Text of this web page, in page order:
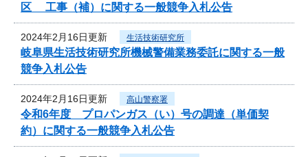
区 工事（補）に関する一般競争入札公告
2024年2月16日更新 生活技術研究所
岐阜県生活技術研究所機械警備業務委託に関する一般
競争入札公告
2024年2月16日更新 高山警察署
令和6年度 プロパンガス（い）号の調達（単価契
約）に関する一般競争入札公告